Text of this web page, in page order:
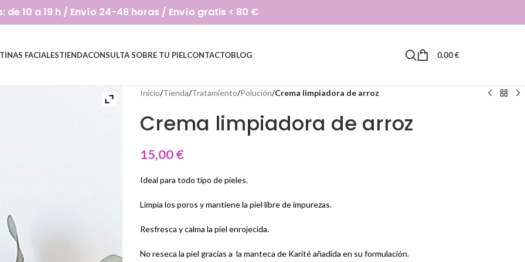
10 a 19 h / Envío 24-48 horas / Envío gratis < 80 €
FACIALESTIENDACONSULTA SOBRE TU PIELCONTACTOBLOG 0,00€
Inicio/Tienda/Tratamiento/Polución/Crema limpiadora de arroz
Crema limpiadora de arroz
15,00€
Ideal para todo tipo de pieles.
Limpia los poros y mantiene la piel libre de impurezas.
Resfresca y calma la piel enrojecida.
No reseca la piel gracias a la manteca de Karité añadida en su formulación.